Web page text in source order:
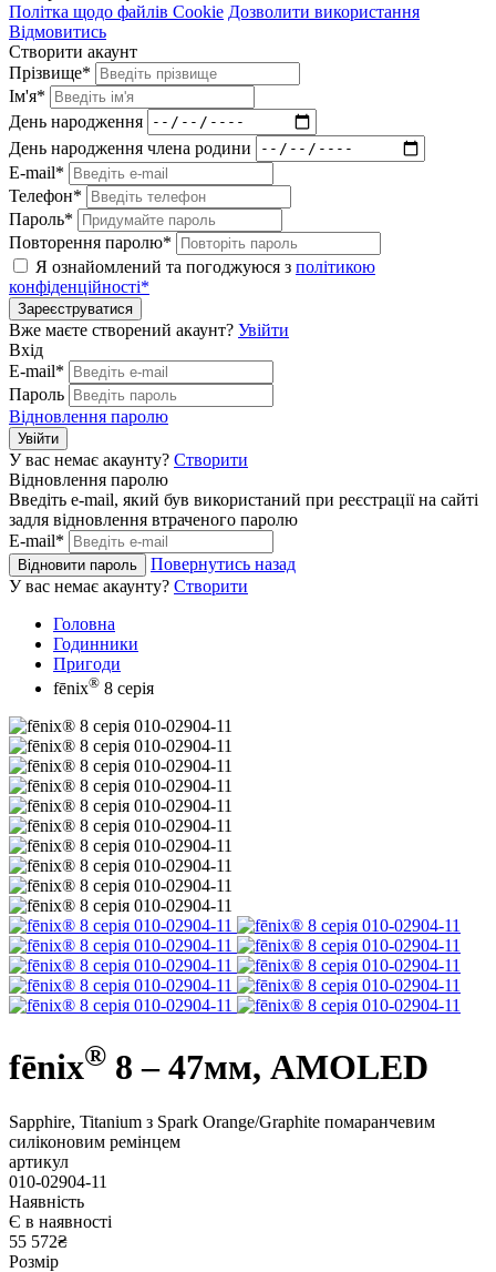
Політка щодо файлів Cookie Дозволити використання
Відмовитись
Створити акаунт
Прізвище*
Ім'я*
День народження
День народження члена родини
E-mail*
Телефон*
Пароль*
Повторення паролю*
Я ознайомлений та погоджуюся з політикою
конфіденційності*
Зареєструватися
Вже маєте створений акаунт? Увійти
Вхід
E-mail*
Пароль
Відновлення паролю
Увійти
У вас немає акаунту? Створити
Відновлення паролю
Введіть e-mail, який був використаний при реєстрації на сайті
задля відновлення втраченого паролю
E-mail*
Відновити пароль
Повернутись назад
У вас немає акаунту? Створити
Головна
Годинники
Пригоди
fēnix® 8 серія
fēnix® 8 – 47мм, AMOLED
Sapphire, Titanium з Spark Orange/Graphite помаранчевим
силіконовим ремінцем
артикул
010-02904-11
Наявність
Є в наявності
55 572₴
Розмір